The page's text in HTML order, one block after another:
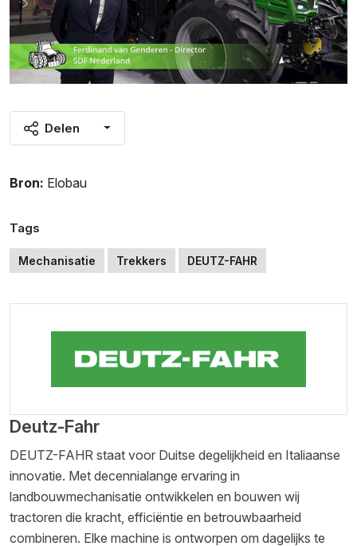
Delen
Bron: Elobau
Tags
Mechanisatie Trekkers DEUTZ-FAHR
Deutz-Fahr
DEUTZ-FAHR staat voor Duitse degelijkheid en Italiaanse
innovatie. Met decennialange ervaring in
landbouwmechanisatie ontwikkelen en bouwen wij
tractoren die kracht, efficiëntie en betrouwbaarheid
combineren. Elke machine is ontworpen om dagelijks te